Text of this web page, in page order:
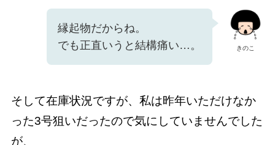
きのこ
縁起物だからね。
でも正直いうと結構痛い…。
そして在庫状況ですが、私は昨年いただけなか
った3号狙いだったので気にしていませんでした
が、